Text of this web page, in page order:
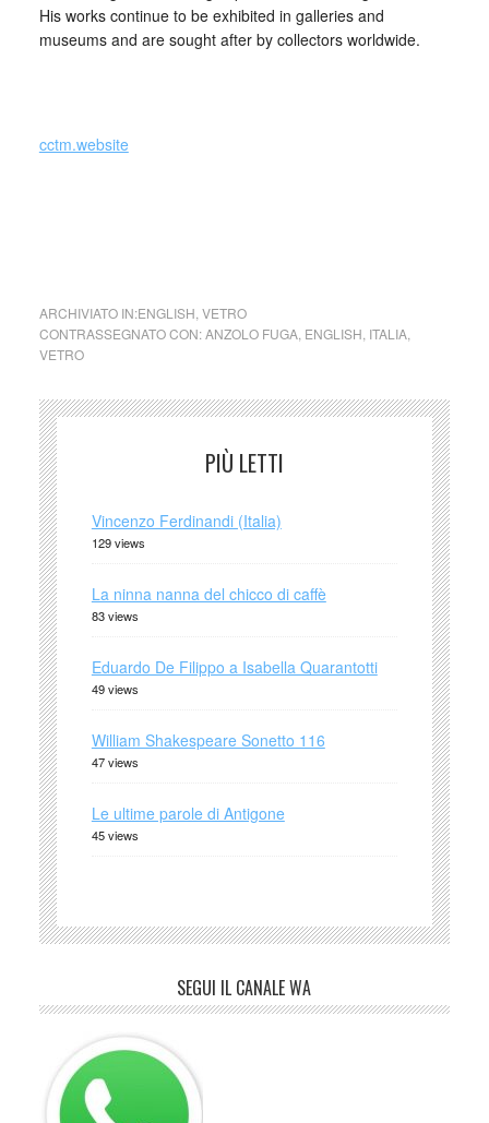
His works continue to be exhibited in galleries and
museums and are sought after by collectors worldwide.
cctm.website
ARCHIVIATO IN:ENGLISH VETRO
CONTRASSEGNATO CON:ANZOLO FUGA, ENGLISH ITALIA,
VETRO
PIÙ LETTI
Vincenzo Ferdinandi (Italia)
129 views
La ninna nanna del chicco di caffè
83 views
Eduardo De Filippo a Isabella Quarantotti
49 views
William Shakespeare Sonetto 116
47 views
Le ultime parole di Antigone
45 views
SEGUI IL CANALE WA